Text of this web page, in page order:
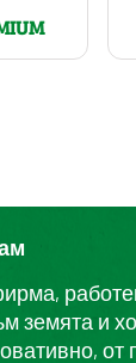
земята и